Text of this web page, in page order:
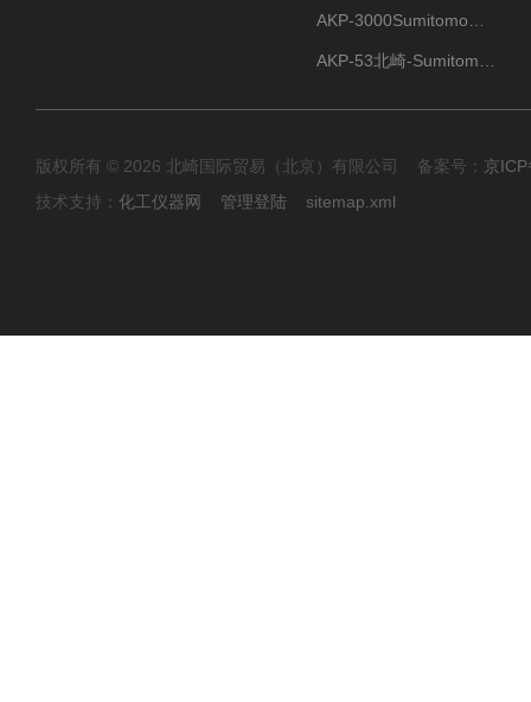
版权所有 © 2026 北崎国际贸易（北京）有限公司 备案号： 京
技术支持： 化工仪器网 管理登陆 sitemap.xml